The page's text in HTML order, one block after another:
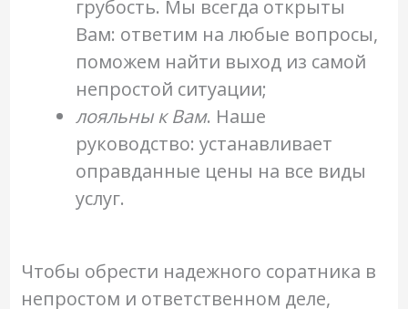
грубость. Мы всегда открыты
Вам: ответим на любые вопросы,
поможем найти выход из самой
непростой ситуации;
лояльны к Вам. Наше
руководство: устанавливает
оправданные цены на все виды
услуг.
Чтобы обрести надежного соратника в
непростом и ответственном деле,